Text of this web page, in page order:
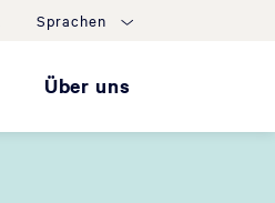
Sprachen
Über uns